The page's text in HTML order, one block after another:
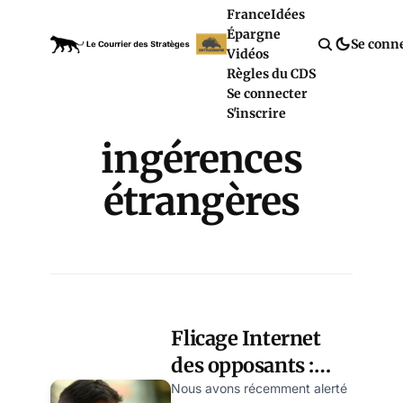
FranceIdées
Épargne
Vidéos
Règles du CDS
Se connecter
S'inscrire
Se
ingérences
étrangères
Flicage Internet
des opposants :
l’Assemblée
Nous avons récemment alerté